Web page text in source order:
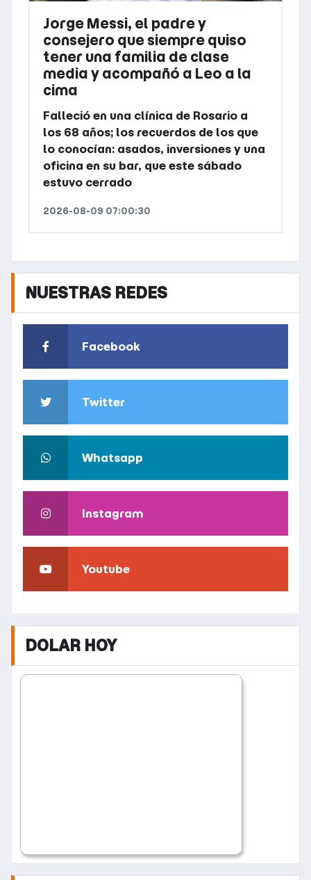
Jorge Messi, el padre y
consejero que siempre quiso
tener una familia de clase
media y acompañó a Leo a la
cima
Falleció en una clínica de Rosario a
los 68 años; los recuerdos de los que
lo conocían: asados, inversiones y una
oficina en su bar, que este sábado
estuvo cerrado
2026-08-09 07:00:30
NUESTRAS REDES
Facebook
Twitter
Whatsapp
Instagram
Youtube
DOLAR HOY